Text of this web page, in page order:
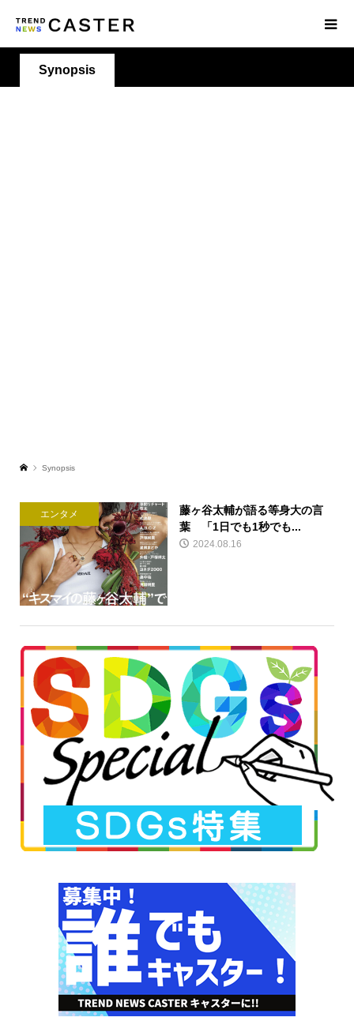
Synopsis
Synopsis
エンタメ
藤ヶ谷太輔が語る等身大の言
葉 「1日でも1秒でも...
2024.08.16